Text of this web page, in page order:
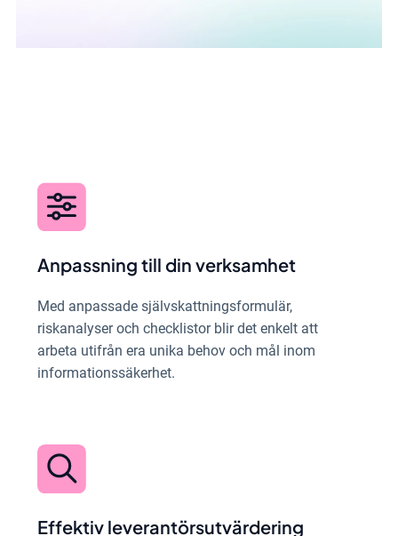
Anpassning till din verksamhet
Med anpassade självskattningsformulär,
riskanalyser och checklistor blir det enkelt att
arbeta utifrån era unika behov och mål inom
informationssäkerhet.
Effektiv leverantörsutvärdering